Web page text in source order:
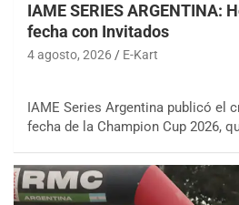
IAME SERIES ARGENTINA:
fecha con Invitados
4 agosto, 2026 E-Kart
IAME Series Argentina publicó el
fecha de la Champion Cup 2026,